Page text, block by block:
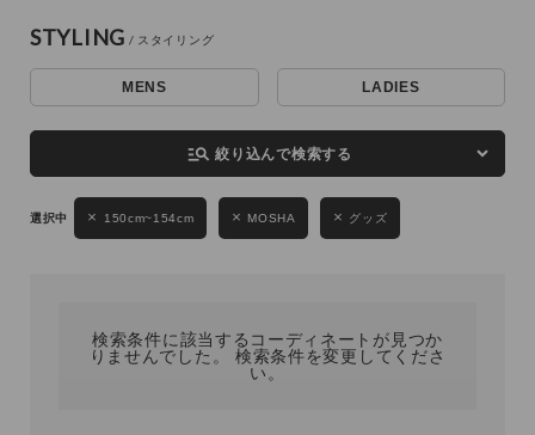
STYLING
MENS LADIES
manage_search 絞り込んで検索する
150cm~154cm MOSHA グッズ
検索条件に該当するコーディネートが見つか
りませんでした。 検索条件を変更してくださ
い。